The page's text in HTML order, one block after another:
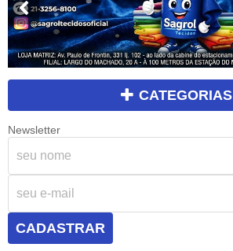
CATEGORIAS
Newsletter
CADASTRAR